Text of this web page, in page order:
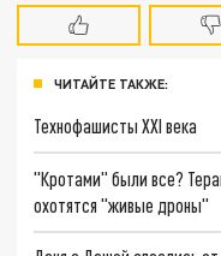
ЧИТАЙТЕ ТАКЖЕ:
Технофашисты XXI века
"Кротами" были все?
охотятся "живые дроны"